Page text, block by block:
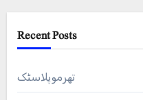
Recent Posts
تھرموپلاسٹک